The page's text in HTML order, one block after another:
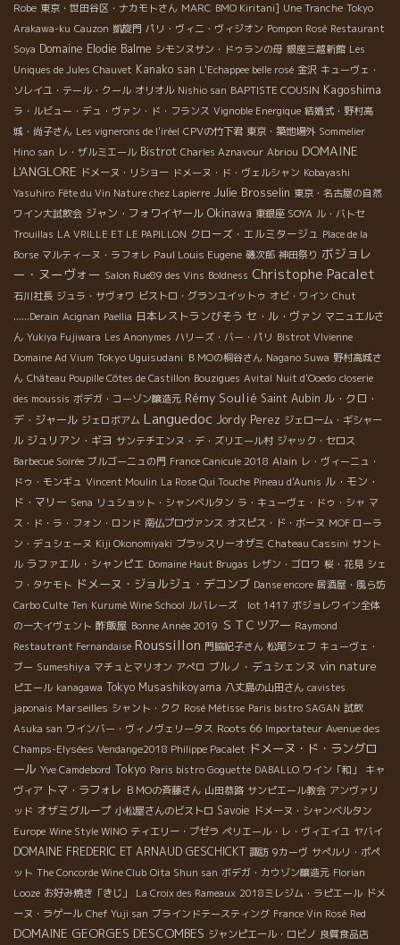
Robe 東京・世田谷区・ナカモトさん MARC BMO Kiritani] Une Tranche Tokyo
Arakawa-ku Cauzon 凱旋門 パリ・ヴィニ・ヴィジオン Pompon Rosé Restaurant
Soya Domaine Elodie Balme シモンヌサン・ドゥランの母 銀座三越新館 Les
Uniques de Jules Chauvet Kanako san L'Echappee belle rosé 金沢 キューヴェ・
ソレイユ・テール・クール オリオル Nishio san BAPTISTE COUSIN Kagoshima
ラ・ルビュー・デュ・ヴァン・ド・フランス Vignoble Energique 結婚式・野村高
城・尚子さん Les vignerons de l'iréel CPVの竹下君 東京・築地場外 Sommelier
Hino san レ・ザルミエール Bistrot Charles Aznavour Abriou DOMAINE
L'ANGLORE ドメーヌ・リショー ドメーヌ・ド・ヴェルシャン Kobayashi
Yasuhiro Fête du Vin Nature chez Lapierre Julie Brosselin 東京・名古屋の自然
ワイン大試飲会 ジャン・フォワイヤール Okinawa 東銀座 SOYA ル・バトセ
Trouillas LA VRILLE ET LE PAPILLON クローズ・エルミタージュ Place de la
Borse マルティーヌ・ラフォレ Paul Louis Eugene 磯次郎 神田祭り ボジョレ
ー・ヌーヴォー Salon Rue89 des Vins Boldness Christophe Pacalet
石川社長 ジュラ・サヴォワ ビストロ・グランユイットゥ オビ・ワイン Chut
......Derain Acignan Paellia 日本レストランびそう セ・ル・ヴァン マニュエルさ
ん Yukiya Fujiwara Les Anonymes ハリーズ・バー・パリ Bistrot VIvienne
Domaine Ad Vium Tokyo Uguisudani ＢＭОの桐谷さん Nagano Suwa 野村高城さ
ん Château Poupille Côtes de Castillon Bouzigues Avital Nuit d'Ooedo closerie
des moussis ボデガ・コーゾン醸造元 Rémy Soulié Saint Aubin ル・クロ・
デ・ジャール ジェロボアム Languedoc Jordy Perez ジェローム・ギシャー
ル ジュリアン・ギヨ サンテチエンヌ・デ・ズリエール村 ジャック・セロス
Barbecue Soirée ブルゴーニュの門 France Canicule 2018 Alain レ・ヴィーニュ・
ドゥ・モンギュ Vincent Moulin La Rose Qui Touche Pineau d'Aunis ル・モン・
ド・マリー Sena リュショット・シャンベルタン ラ・キューヴェ・ドゥ・シャ マ
ス・ド・ラ・フォン・ロンド 南仏プロヴァンス オスピス・ド・ボーヌ MOF ローラ
ン・デュシェーヌ Kiji Okonomiyaki ブラッスリーオザミ Chateau Cassini サント
ル ラファエル・シャンピエ Domaine Haut Brugas レザン・ゴロワ 桜・花見 シェ
フ・タケモト ドメーヌ・ジョルジュ・デコンブ Danse encore 居酒屋・風ら坊
Carbo Culte Ten Kurumé Wine School ルバレーズ lot 1417 ボジョレワイン全体
の一大イヴェント 酢飯屋 Bonne Année 2019 ＳＴＣツアー Raymond
Restautrant Fernandaise Roussillon 門脇紀子さん 松尾シェフ キューヴェ・
ブー Sumeshiya マチュとマリオン アぺロ ブルノ・デュシェンヌ vin nature
ピエール kanagawa Tokyo Musashikoyama 八丈島の山田さん cavistes
japonais Marseilles シャント・クク Rosé Métisse Paris bistro SAGAN 試飲
Asuka san ワインバー・ヴィノヴェリータス Roots 66 Importateur Avenue des
Champs-Elysées Vendange2018 Philippe Pacalet ドメーヌ・ド・ラングロ
ール Yve Camdebord Tokyo Paris bistro Goguette DABALLO ワイン「和」
キャ
ヴィア トマ・ラフォレ ＢＭОの斉藤さん 山田恭路 サンピエール教会 アンヴァリ
ッド オザミグループ 小松屋さんのビストロ Savoie ドメーヌ・シャンベルタン
Europe Wine Style WINO ティエリー・プゼラ ペリエール・レ・ヴィエイユ ヤバイ
DOMAINE FREDERIC ET ARNAUD GESCHICKT 諏訪 9カーヴ サぺルリ・ポペ
ット The Concorde Wine Club Oita Shun san ボデガ・カウゾン醸造元 Florian
Looze お好み焼き「きじ」 La Croix des Rameaux 2018ミレジム・ラピエール ドメ
ーヌ・ラゲール Chef Yuji san ブラインドテースティング France Vin Rosé Red
DOMAINE GEORGES DESCOMBES ジャンピエール・ロビノ 良質食品店